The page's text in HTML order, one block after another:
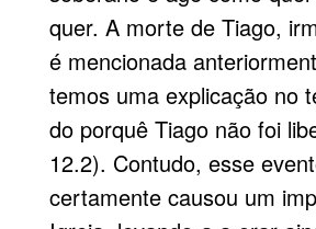
quer. A morte de Tiago,
é mencionada
temos uma explicação no
do porquê Tiago não foi
12.2). Contudo, esse
certamente causou um